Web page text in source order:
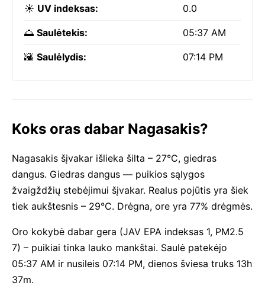
☀️ UV indeksas: 0.0
🌅 Saulėtekis: 05:37 AM
🌇 Saulėlydis: 07:14 PM
Koks oras dabar Nagasakis?
Nagasakis šįvakar išlieka šilta – 27°C, giedras
dangus. Giedras dangus — puikios sąlygos
žvaigždžių stebėjimui šįvakar. Realus pojūtis yra šiek
tiek aukštesnis – 29°C. Drėgna, ore yra 77% drėgmės.
Oro kokybė dabar gera (JAV EPA indeksas 1, PM2.5
7) – puikiai tinka lauko mankštai. Saulė patekėjo
05:37 AM ir nusileis 07:14 PM, dienos šviesa truks 13h
37m.